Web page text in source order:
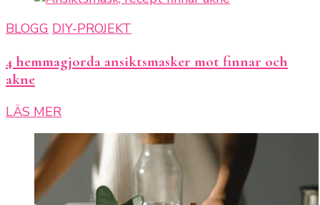
BLOGG DIY-PROJEKT
4 hemmagjorda ansiktsmasker mot finnar och
akne
LÄS MER